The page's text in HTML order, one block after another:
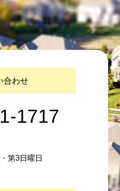
合わせ
1717
第3日曜日